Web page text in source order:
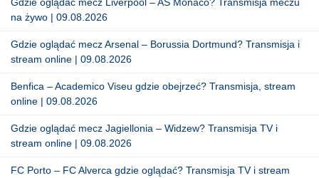
na żywo | 09.08.2026
Gdzie oglądać mecz Arsenal – Borussia Dortmund? Transmisja i
stream online | 09.08.2026
Benfica – Academico Viseu gdzie obejrzeć? Transmisja, stream
online | 09.08.2026
Gdzie oglądać mecz Jagiellonia – Widzew? Transmisja TV i
stream online | 09.08.2026
FC Porto – FC Alverca gdzie oglądać? Transmisja TV i stream